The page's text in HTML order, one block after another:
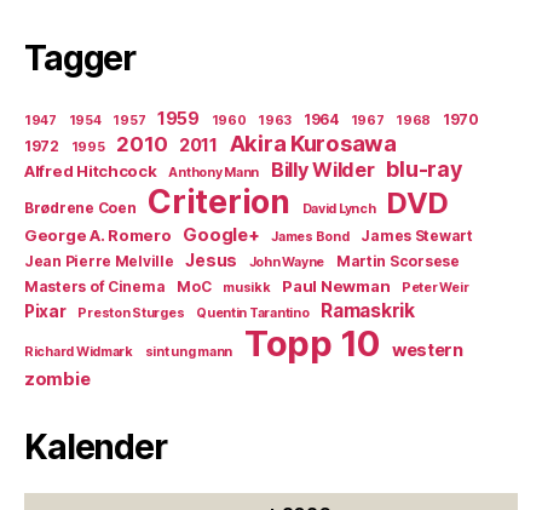
Tagger
1947 1954 1957 1959 1960 1963 1964 1967 1968
1970
1972
1995 2010 2011 Akira Kurosawa
Alfred Hitchcock Anthony Mann Billy Wilder blu-ray
Brødrene Coen Criterion David Lynch DVD
George A. Romero Google+ James Bond
James Stewart
Jean Pierre Melville
Jesus John Wayne
Martin Scorsese
Masters of Cinema
MoC musikk Paul Newman Peter Weir
Pixar Preston Sturges Quentin Tarantino Ramaskrik
Richard Widmark sint ung mann Topp 10
western
zombie
Kalender